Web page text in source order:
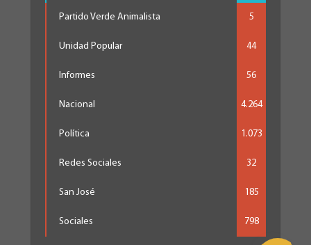
Partido Verde Animalista 5
Unidad Popular 44
Informes 56
Nacional 4.264
Política 1.073
Redes Sociales 32
San José 185
Sociales 798